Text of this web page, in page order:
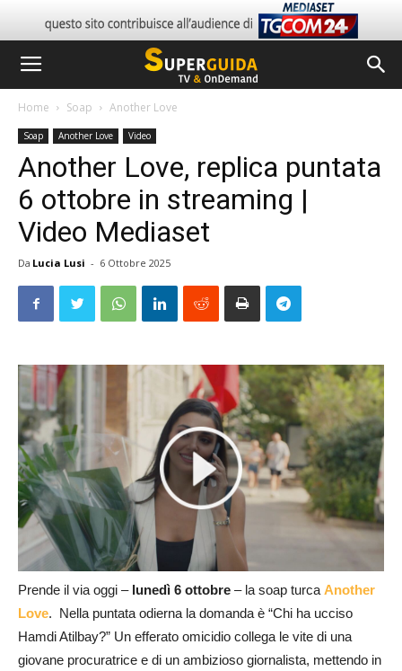
Home Soap Another Love
Soap Another Love Video
Another Love, replica puntata
6 ottobre in streaming |
Video Mediaset
Da Lucia Lusi - 6 Ottobre 2025
Prende il via oggi – lunedì 6 ottobre – la soap turcaAnother
Love. Nella puntata odierna la domanda è “Chi ha ucciso
Hamdi Atilbay?” Un efferato omicidio collega le vite di una
giovane procuratrice e di un ambizioso giornalista, mettendo in